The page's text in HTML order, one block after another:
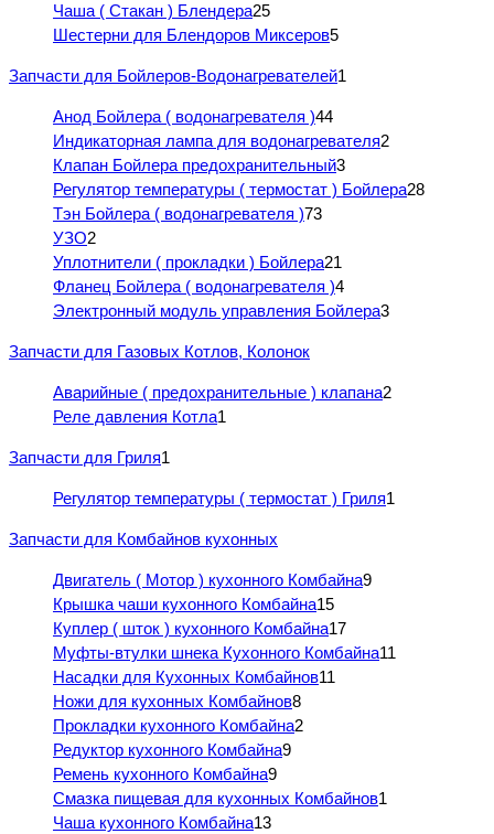
Чаша ( Стакан ) Блендера25
Шестерни для Блендоров Миксеров5
Запчасти для Бойлеров-Водонагревателей1
Анод Бойлера ( водонагревателя )44
Индикаторная лампа для водонагревателя2
Клапан Бойлера предохранительный3
Регулятор температуры ( термостат ) Бойлера28
Тэн Бойлера ( водонагревателя )73
УЗО2
Уплотнители ( прокладки ) Бойлера21
Фланец Бойлера ( водонагревателя )4
Электронный модуль управления Бойлера3
Запчасти для Газовых Котлов, Колонок
Аварийные ( предохранительные ) клапана2
Реле давления Котла1
Запчасти для Гриля1
Регулятор температуры ( термостат ) Гриля1
Запчасти для Комбайнов кухонных
Двигатель ( Мотор ) кухонного Комбайна9
Крышка чаши кухонного Комбайна15
Куплер ( шток ) кухонного Комбайна17
Муфты-втулки шнека Кухонного Комбайна11
Насадки для Кухонных Комбайнов11
Ножи для кухонных Комбайнов8
Прокладки кухонного Комбайна2
Редуктор кухонного Комбайна9
Ремень кухонного Комбайна9
Смазка пищевая для кухонных Комбайнов1
Чаша кухонного Комбайна13